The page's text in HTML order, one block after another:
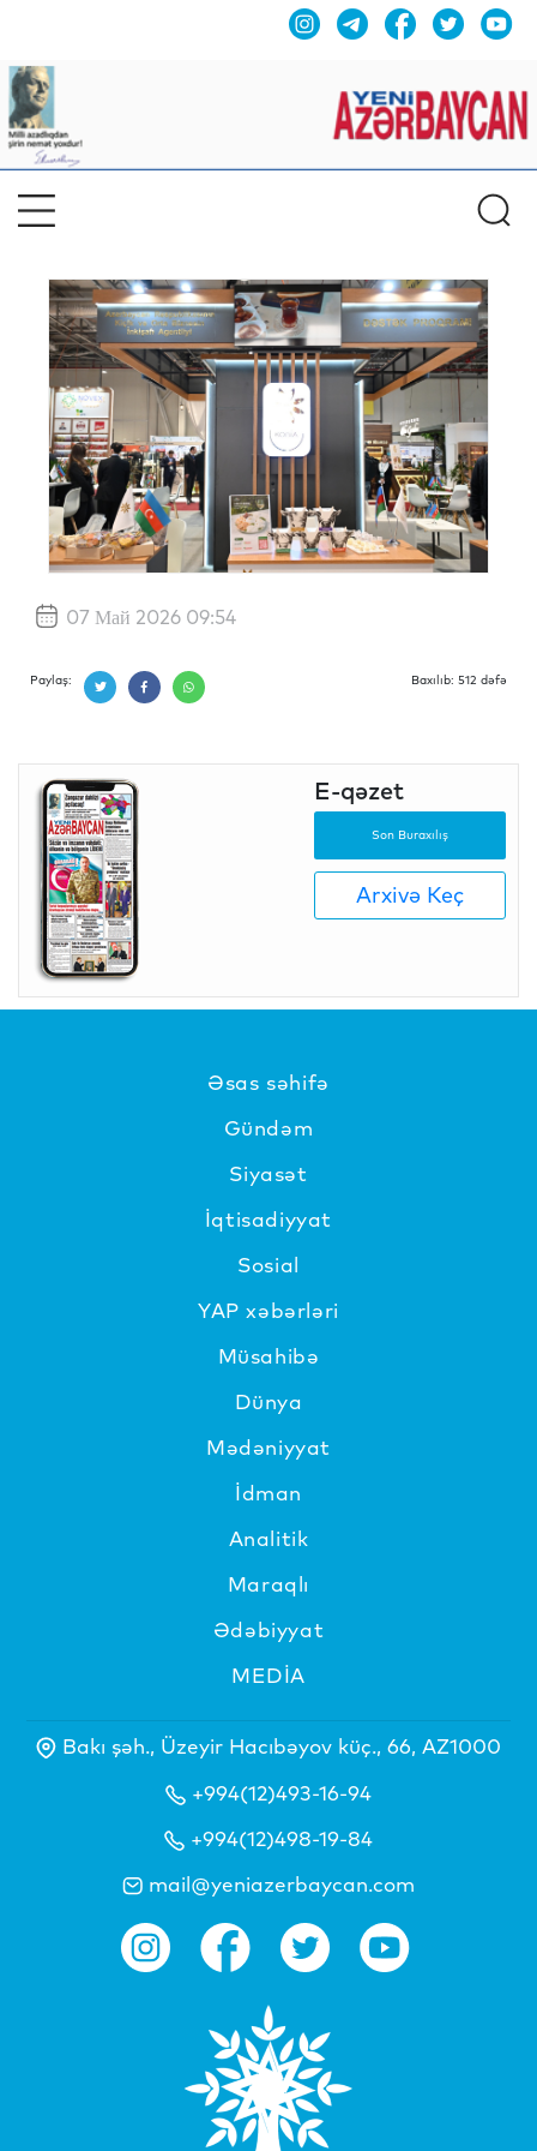
07 Май 2026 09:54
Paylaş: Baxılıb: 512 dəfə
E-qəzet
Son Buraxılış
Arxivə Keç
Əsas səhifə
Gündəm
Siyasət
İqtisadiyyat
Sosial
YAP xəbərləri
Müsahibə
Dünya
Mədəniyyat
İdman
Analitik
Maraqlı
Ədəbiyyat
MEDİA
Bakı şəh., Üzeyir Hacıbəyov küç., 66, AZ1000
+994(12)493-16-94
+994(12)498-19-84
mail@yeniazerbaycan.com